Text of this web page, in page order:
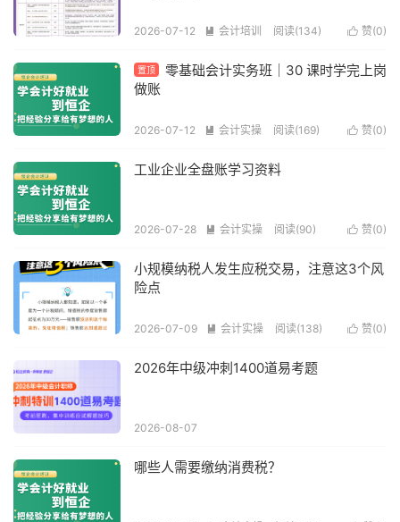
 赞(0)
2026-07-12  会计培训 阅读(134)
置顶
零基础会计实务班｜30 课时学完上岗
做账
 赞(0)
2026-07-12  会计实操 阅读(169)
工业企业全盘账学习资料
 赞(0)
2026-07-28  会计实操 阅读(90)
小规模纳税人发生应税交易，注意这3个风
险点
 赞(0)
2026-07-09  会计实操 阅读(138)
2026年中级冲刺1400道易考题
2026-08-07
哪些人需要缴纳消费税？